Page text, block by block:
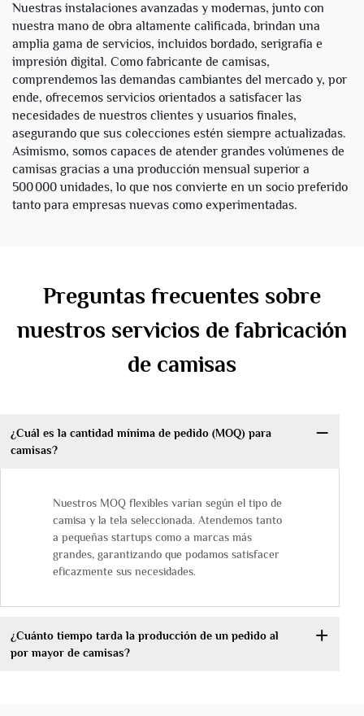
Nuestras instalaciones avanzadas y modernas, junto con
nuestra mano de obra altamente calificada, brindan una
amplia gama de servicios, incluidos bordado, serigrafía e
impresión digital. Como fabricante de camisas,
comprendemos las demandas cambiantes del mercado y, por
ende, ofrecemos servicios orientados a satisfacer las
necesidades de nuestros clientes y usuarios finales,
asegurando que sus colecciones estén siempre actualizadas.
Asimismo, somos capaces de atender grandes volúmenes de
camisas gracias a una producción mensual superior a
500 000 unidades, lo que nos convierte en un socio preferido
tanto para empresas nuevas como experimentadas.
Preguntas frecuentes sobre
nuestros servicios de fabricación
de camisas
¿Cuál es la cantidad mínima de pedido (MOQ) para
camisas?
Nuestros MOQ flexibles varían según el tipo de
camisa y la tela seleccionada. Atendemos tanto
a pequeñas startups como a marcas más
grandes, garantizando que podamos satisfacer
eficazmente sus necesidades.
¿Cuánto tiempo tarda la producción de un pedido al
por mayor de camisas?